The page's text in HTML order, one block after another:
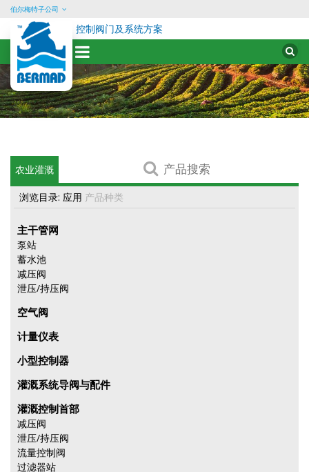
Skip
to
content
伯尔梅特子公司
控制阀门及系统方案
for:
产
品
搜
农业灌溉
浏览目录: 应用 产品种类
主干管网
泵站
蓄水池
减压阀
泄压/持压阀
空气阀
计量仪表
小型控制器
灌溉系统导阀与配件
灌溉控制首部
减压阀
泄压/持压阀
流量控制阀
过滤器站